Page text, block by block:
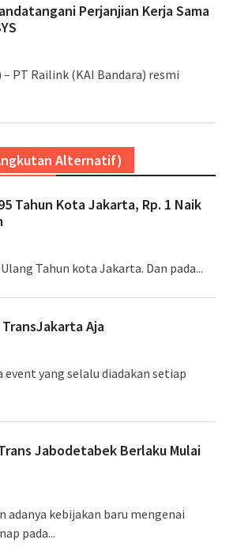
Perjanjian Kerja Sama
PT Railink (KAI Bandara) resmi
Alternatif)
Tahun Kota Jakarta, Rp. 1 Naik
Tahun kota Jakarta. Dan pada...
TransJakarta Aja
event yang selalu diadakan setiap
Jabodetabek Berlaku Mulai
adanya kebijakan baru mengenai
pada...